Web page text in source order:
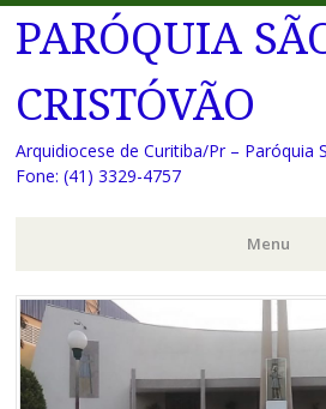
PARÓQUIA
CRISTÓVÃO
Arquidiocese de Curitiba/Pr – Paróquia
Fone: (41) 3329-4757
Menu
Pular
para
o
conteúdo